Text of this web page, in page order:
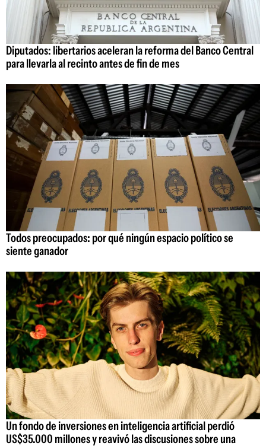
Diputados: libertarios aceleran la reforma del Banco Central
para llevarla al recinto antes de fin de mes
Todos preocupados: por qué ningún espacio político se
siente ganador
Un fondo de inversiones en inteligencia artificial perdió
US$35.000 millones y reavivó las discusiones sobre una